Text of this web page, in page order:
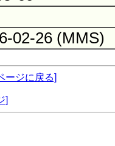
02-26 (MMS)
ージに戻る]
]